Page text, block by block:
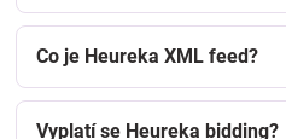
Co je Heureka XML feed?
Vyplatí se Heureka bidding?